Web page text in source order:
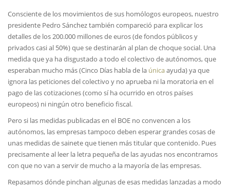
Consciente de los movimientos de sus homólogos europeos, nuestro
presidente Pedro Sánchez también compareció para explicar los
detalles de los 200.000 millones de euros (de fondos públicos y
privados casi al 50%) que se destinarán al plan de choque social. Una
medida que ya ha disgustado a todo el colectivo de autónomos, que
esperaban mucho más (Cinco Días habla de la únicaayuda) ya que
ignora las peticiones del colectivo y no aprueba ni la moratoria en el
pago de las cotizaciones (como sí ha ocurrido en otros países
europeos) ni ningún otro beneficio fiscal.
Pero si las medidas publicadas en el BOE no convencen a los
autónomos, las empresas tampoco deben esperar grandes cosas de
unas medidas de sainete que tienen más titular que contenido. Pues
precisamente al leer la letra pequeña de las ayudas nos encontramos
con que no van a servir de mucho a la mayoría de las empresas.
Repasamos dónde pinchan algunas de esas medidas lanzadas a modo